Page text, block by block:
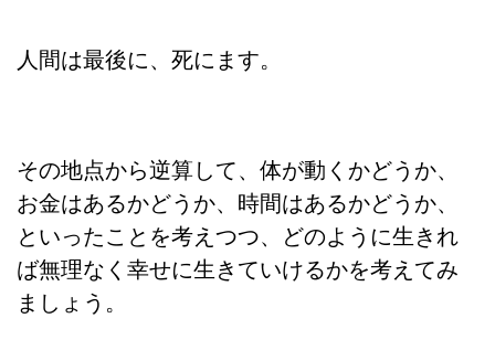
人間は最後に、死にます。
その地点から逆算して、体が動くかどうか、
お金はあるかどうか、時間はあるかどうか、
といったことを考えつつ、どのように生きれ
ば無理なく幸せに生きていけるかを考えてみ
ましょう。